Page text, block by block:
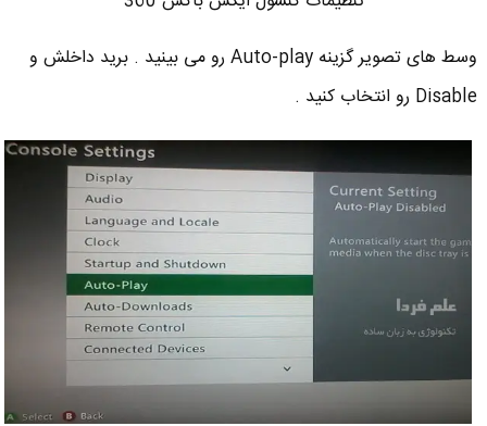
وسط های تصویر گزینه Auto-play رو می بینید . برید داخلش و
Disable رو انتخاب کنید .